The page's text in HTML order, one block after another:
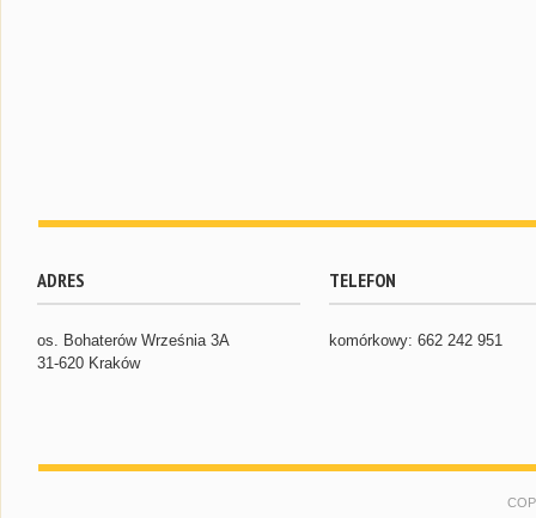
ADRES
os. Bohaterów Września 3A
31-620 Kraków
TELEFON
komórkowy: 662 242 951